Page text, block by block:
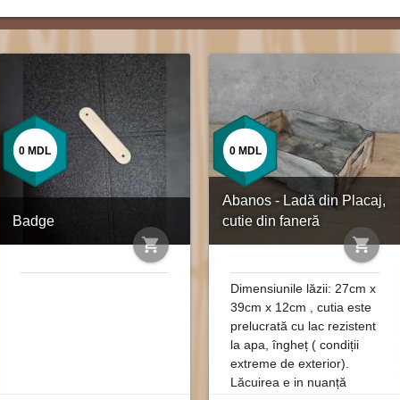
Badge
shopping_cart
0 MDL
Abanos - Ladă din Placaj,
cutie din faneră
shopping_cart
0 MDL
Dimensiunile lăzii: 27cm x
39cm x 12cm , cutia este
prelucrată cu lac rezistent
la apa, îngheț ( condiții
extreme de exterior).
Lăcuirea e in nuanță